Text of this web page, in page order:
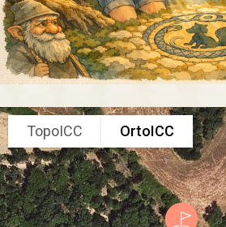
TopoICC OrtoICC